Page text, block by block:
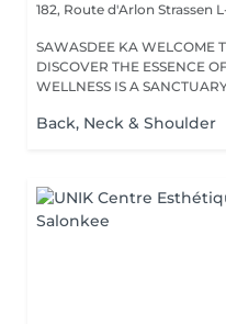
182, Route d'Arlon Strassen
SAWASDEE KA WELCOME
DISCOVER THE ESSENCE
WELLNESS IS A
Back, Neck & Shoulder